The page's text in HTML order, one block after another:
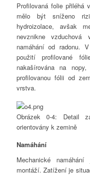
Profilovaná folie přiléhá
mělo být sníženo
hydroizolace, avšak
nevznikne
namáhání od radonu.
použití profilované
nakašírována na
profilovanou fólii od
vrstva.
Obrázek 0-4: Detail
orientovány k zemině
Namáhání
Mechanické
montáží. Zatížení je